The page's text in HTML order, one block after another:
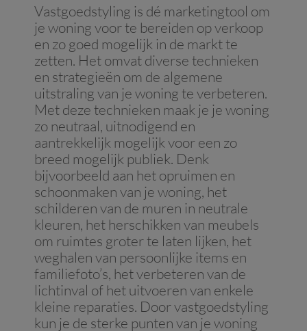
Vastgoedstyling is dé marketingtool om
je woning voor te bereiden op verkoop
en zo goed mogelijk in de markt te
zetten. Het omvat diverse technieken
en strategieën om de algemene
uitstraling van je woning te verbeteren.
Met deze technieken maak je je woning
zo neutraal, uitnodigend en
aantrekkelijk mogelijk voor een zo
breed mogelijk publiek. Denk
bijvoorbeeld aan het opruimen en
schoonmaken van je woning, het
schilderen van de muren in neutrale
kleuren, het herschikken van meubels
om ruimtes groter te laten lijken, het
weghalen van persoonlijke items en
familiefoto’s, het verbeteren van de
lichtinval of het uitvoeren van enkele
kleine reparaties. Door vastgoedstyling
kun je de sterke punten van je woning